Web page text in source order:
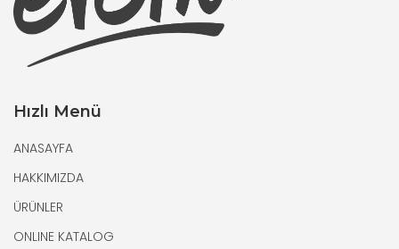
Hızlı Menü
ANASAYFA
HAKKIMIZDA
ÜRÜNLER
ONLINE KATALOG